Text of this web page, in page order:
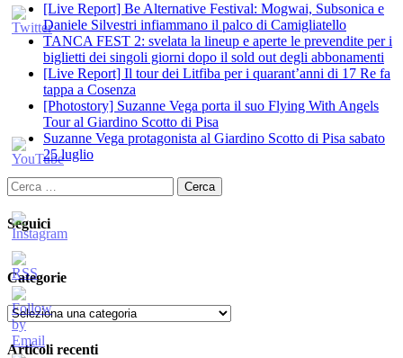
[Live Report] Be Alternative Festival: Mogwai, Subsonica e
Daniele Silvestri infiammano il palco di Camigliatello
TANCA FEST 2: svelata la lineup e aperte le prevendite per i
biglietti dei singoli giorni dopo il sold out degli abbonamenti
[Live Report] Il tour dei Litfiba per i quarant’anni di 17 Re fa
tappa a Cosenza
[Photostory] Suzanne Vega porta il suo Flying With Angels
Tour al Giardino Scotto di Pisa
Suzanne Vega protagonista al Giardino Scotto di Pisa sabato
25 luglio
Ricerca
per:
Seguici
Categorie
Categorie
Articoli recenti